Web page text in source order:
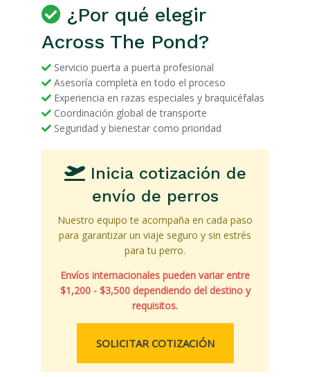
¿Por qué elegir
Across The Pond?
Servicio puerta a puerta profesional
Asesoría completa en todo el proceso
Experiencia en razas especiales y braquicéfalas
Coordinación global de transporte
Seguridad y bienestar como prioridad
Inicia cotización de
envío de perros
Nuestro equipo te acompaña en cada paso
para garantizar un viaje seguro y sin estrés
para tu perro.
Envíos internacionales pueden variar entre
$1,200 - $3,500dependiendo del destino y
requisitos.
SOLICITAR COTIZACIÓN